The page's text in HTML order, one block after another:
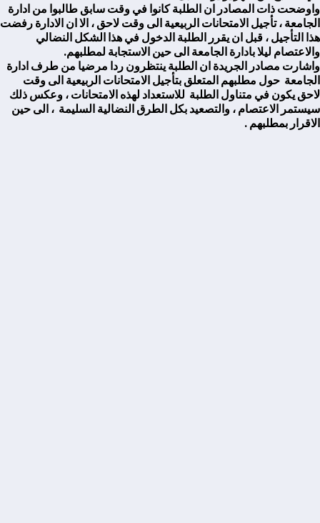
واوضحت ذات المصادر ان الطلبة كانوا في وقت سابق طالبوا من ادارة
الجامعة ، تأجيل الامتحانات الربيعية الى وقت لاحق ، الا ان الادارة رفضت
هذا التأجيل ، قبل ان يقرر الطلبة الدخول في هذا الشكل النضالي
والاعتصام ليلا بادارة الجامعة الى حين الاستجابة لمطلبهم.
واشارت مصادر الجريدة ان الطلبة ينتظرون ردا مرضيا من طرف ادارة
الجامعة حول مطلبهم المتعلق بتأجيل الامتحانات الربيعية الى وقت
لاحق يكون في متناول الطلبة للاستعداد لهذه الامتحانات ، وعكس ذلك
سيستمر الاعتصام ، والتصعيد بكل الطرق النضالية السليمة ، الى حين
الاقرار بمطلبهم .